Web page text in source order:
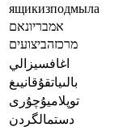
ящикизподмыла
אמבריונאם
מרכזהביצועים
اغافسيزالي
بالىياتقۇقانيىغ
توپلاميۇچۇرى
دستمالگردن